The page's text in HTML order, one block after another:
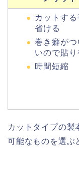
カットす
省ける
巻き癖がつ
いので貼り
時間短縮
カットタイプの製
可能なものを選ぶ